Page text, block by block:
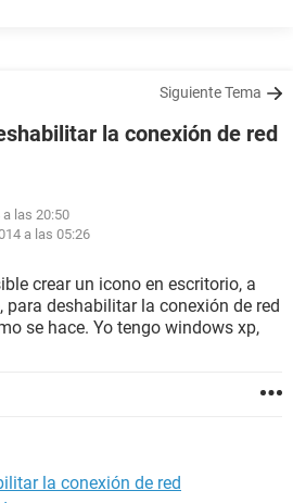
Siguiente Tema
la conexión de red
las 20:50
a las 05:26
crear un icono en escritorio, a
para deshabilitar la conexión de red
se hace. Yo tengo windows xp,
la conexión de red